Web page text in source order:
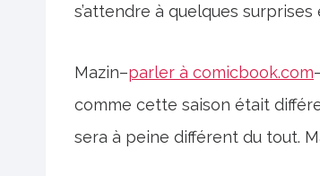
s’attendre à quelques
Mazin–parler à comicbook.com
comme cette saison était
sera à peine différent du tout.